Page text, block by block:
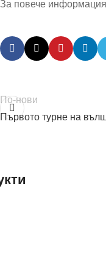
За повече
По-нови
Първото турне на